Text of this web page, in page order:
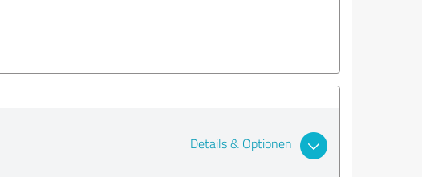
Details & Optionen